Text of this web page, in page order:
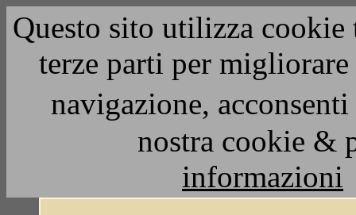
Questo sito utilizza
terze parti per
navigazione,
nostra cookie &
informazioni